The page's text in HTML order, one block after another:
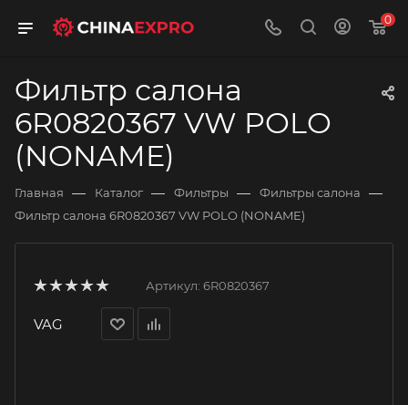
0
Фильтр салона
6R0820367 VW POLO
(NONAME)
Главная — Каталог — Фильтры — Фильтры салона —
Фильтр салона 6R0820367 VW POLO (NONAME)
Артикул: 6R0820367
VAG